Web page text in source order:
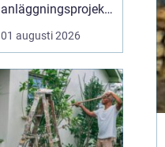
anläggningsprojekt,
med ansvar för att
arbetsm...
01 augusti 2026